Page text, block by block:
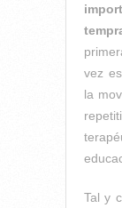
vez
la
Tal y